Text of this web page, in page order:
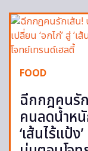
FOOD
ฉีกกฎคนรั
คนลดน้ำหนั
‘เส้นไร้แป้